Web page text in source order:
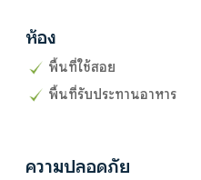
ห้อง
พื้นที่ใช้สอย
พื้นที่รับประทานอาหาร
ความปลอดภัย